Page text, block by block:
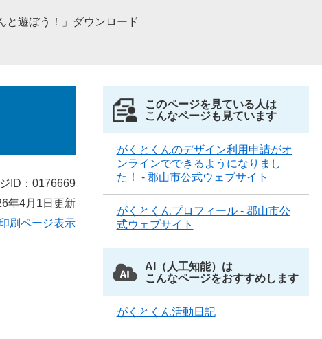
と遊ぼう！」ダウンロード
ID：0176669
年4月1日更新
印刷ページ表示
このページを見ている人は
こんなページも見ています
がくとくんのデザイン利用申請がオ
ンラインでできるようになりまし
た！ - 郡山市公式ウェブサイト
がくとくんプロフィール - 郡山市公
式ウェブサイト
AI（人工知能）は
こんなページをおすすめします
がくとくん活動日記